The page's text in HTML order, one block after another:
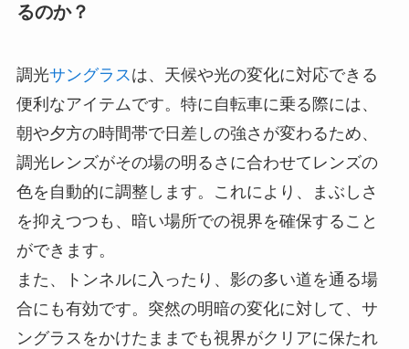
るのか？
調光サングラスは、天候や光の変化に対応できる
便利なアイテムです。特に自転車に乗る際には、
朝や夕方の時間帯で日差しの強さが変わるため、
調光レンズがその場の明るさに合わせてレンズの
色を自動的に調整します。これにより、まぶしさ
を抑えつつも、暗い場所での視界を確保すること
ができます。
また、トンネルに入ったり、影の多い道を通る場
合にも有効です。突然の明暗の変化に対して、サ
ングラスをかけたままでも視界がクリアに保たれ